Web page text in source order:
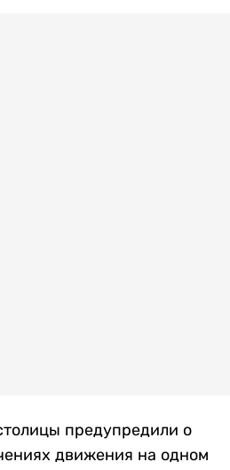
предупредили о
движения на одном